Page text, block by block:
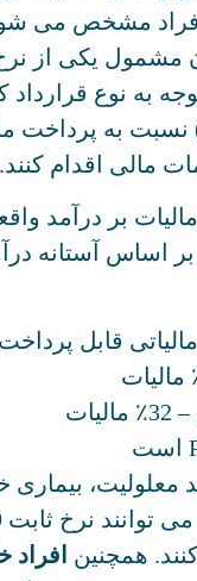
مشخص می
مشمول یکی از
به نوع قرارداد
به پرداخت
مالی اقدام کنند.
بر درآمد
اساس آستانه
معلولیت، بیماری
همچنین